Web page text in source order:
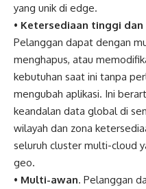
yang unik di edge.
• Ketersediaan tinggi
Pelanggan dapat dengan
menghapus, atau
kebutuhan saat ini tanpa
mengubah aplikasi. Ini
keandalan data global di
wilayah dan zona
seluruh cluster multi-cloud
geo.
• Multi-awan. Pelanggan